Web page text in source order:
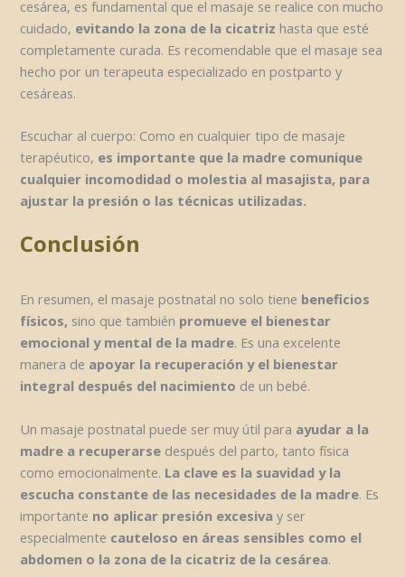
cesárea, es fundamental que el masaje se realice con mucho
cuidado, evitando la zona de la cicatriz hasta que esté
completamente curada. Es recomendable que el masaje sea
hecho por un terapeuta especializado en postparto y
cesáreas.
Escuchar al cuerpo: Como en cualquier tipo de masaje
terapéutico, es importante que la madre comunique
cualquier incomodidad o molestia al masajista, para
ajustar la presión o las técnicas utilizadas.
Conclusión
En resumen, el masaje postnatal no solo tiene beneficios
físicos, sino que también promueve el bienestar
emocional y mental de la madre. Es una excelente
manera de apoyar la recuperación y el bienestar
integral después del nacimiento de un bebé.
Un masaje postnatal puede ser muy útil para ayudar a la
madre a recuperarse después del parto, tanto física
como emocionalmente. La clave es la suavidad y la
escucha constante de las necesidades de la madre. Es
importante no aplicar presión excesiva y ser
especialmente cauteloso en áreas sensibles como el
abdomen o la zona de la cicatriz de la cesárea.